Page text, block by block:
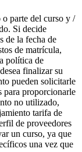
parte del curso y /
Si decide
de la fecha de
de matrícula,
política de
finalizar su
pueden solicitarle
para proporcionarle
no utilizado,
tarifa de
de proveedores
un curso, ya que
una vez que